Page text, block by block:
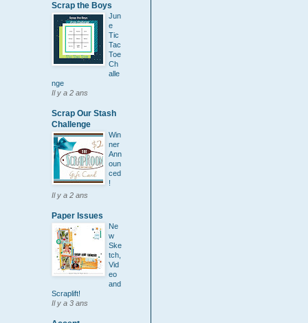
Scrap the Boys
Jun
e
Tic
Tac
Toe
Ch
alle
nge
Il y a 2 ans
Scrap Our Stash
Challenge
Win
ner
Ann
oun
ced
!
Il y a 2 ans
Paper Issues
Ne
w
Ske
tch,
Vid
eo
and
Scraplift!
Il y a 3 ans